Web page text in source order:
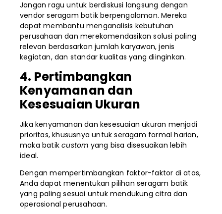
Jangan ragu untuk berdiskusi langsung dengan
vendor seragam batik berpengalaman. Mereka
dapat membantu menganalisis kebutuhan
perusahaan dan merekomendasikan solusi paling
relevan berdasarkan jumlah karyawan, jenis
kegiatan, dan standar kualitas yang diinginkan.
4. Pertimbangkan
Kenyamanan dan
Kesesuaian Ukuran
Jika kenyamanan dan kesesuaian ukuran menjadi
prioritas, khususnya untuk seragam formal harian,
maka batikcustom yang bisa disesuaikan lebih
ideal.
Dengan mempertimbangkan faktor-faktor di atas,
Anda dapat menentukan pilihan seragam batik
yang paling sesuai untuk mendukung citra dan
operasional perusahaan.